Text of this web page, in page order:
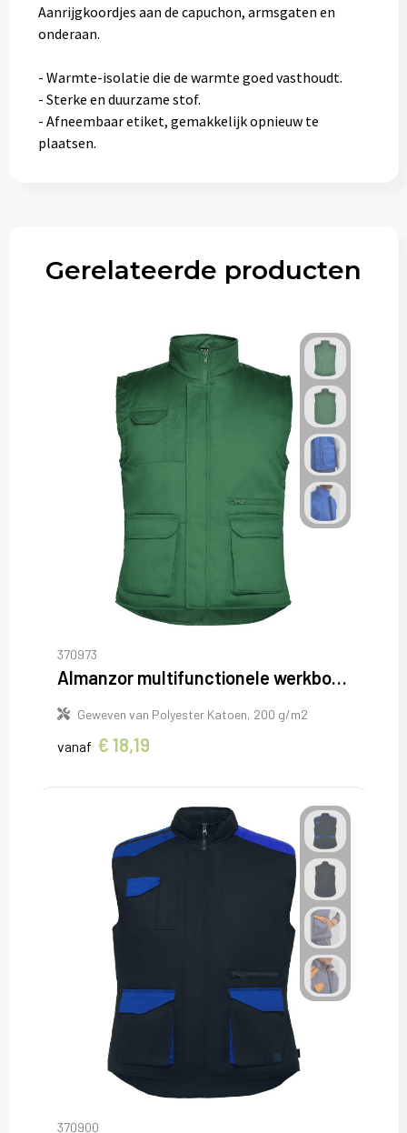
Aanrijgkoordjes aan de capuchon, armsgaten en
onderaan.
- Warmte-isolatie die de warmte goed vasthoudt.
- Sterke en duurzame stof.
- Afneembaar etiket, gemakkelijk opnieuw te
plaatsen.
Gerelateerde producten
370973
Almanzor multifunctionele werkbodywarmer met hoge kraag
Geweven van Polyester Katoen, 200 g/m2
vanaf € 18,19
370900